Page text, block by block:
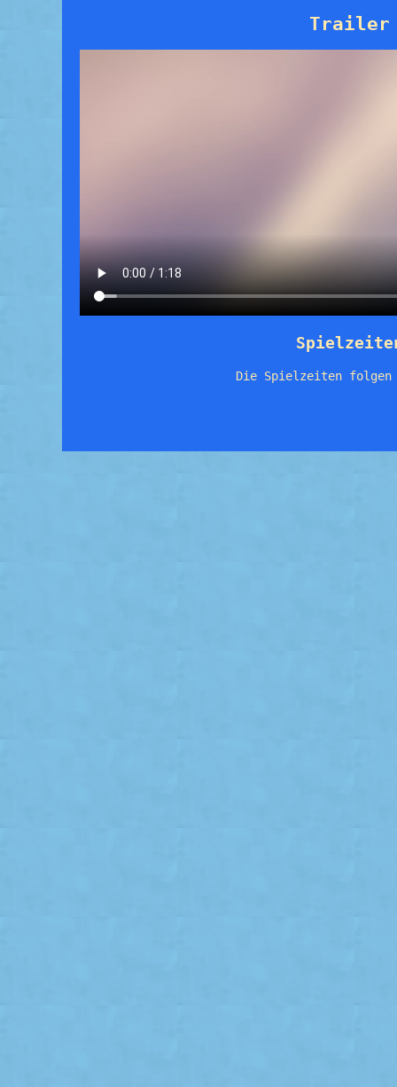
Trailer
Die Spielzeiten